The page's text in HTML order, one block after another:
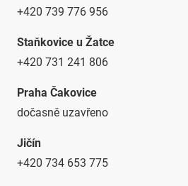
+420 739 776 956
Staňkovice u Žatce
+420 731 241 806
Praha Čakovice
dočasně uzavřeno
Jičín
+420 734 653 775